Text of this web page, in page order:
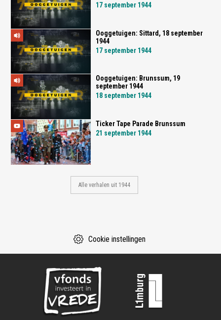
17 september 1944
Ooggetuigen: Sittard, 18 september
1944
17 september 1944
Ooggetuigen: Brunssum, 19
september 1944
18 september 1944
Ticker Tape Parade Brunssum
21 september 1944
Alle verhalen uit 1944
Cookie instellingen